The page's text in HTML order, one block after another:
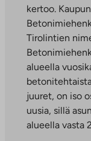
kertoo.
Tirolintien
alueella
juuret, on iso
uusia, sillä
alueella vasta